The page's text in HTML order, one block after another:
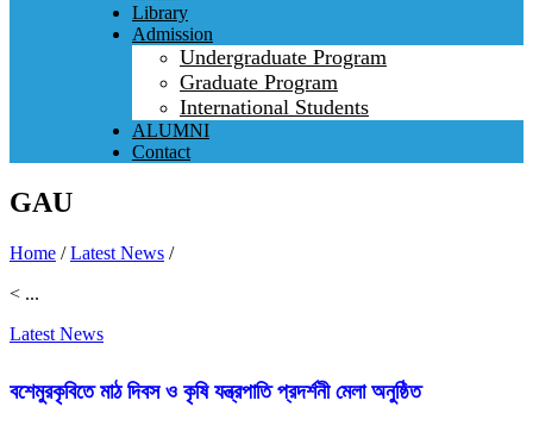
Library
Admission
Undergraduate Program
Graduate Program
International Students
ALUMNI
Contact
GAU
Home /Latest News /
< ...
Latest News
বশেমুরকৃবিতে মাঠ দিবস ও কৃষি যন্ত্রপাতি প্রদর্শনী মেলা অনুষ্ঠিত